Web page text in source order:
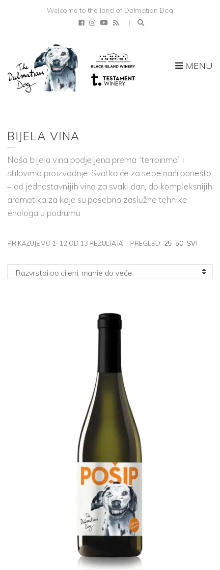
Welcome to the land of Dalmatian Dog
MENU
BIJELA VINA
Naša bijela vina podjeljena prema “terroirima” i
stilovima proizvodnje. Svatko će za sebe naći ponešto
– od jednostavnijih vina za svaki dan, do kompleksnijih
aromatika za koje su posebno zaslužne tehnike
enologa u podrumu
PRIKAZUJEMO 1–12 OD 13 REZULTATA POREDANO
OD
NISKE
PREGLED: 25 50 SVI